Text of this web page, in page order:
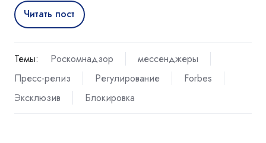
Читать пост
Темы: Роскомнадзор
мессенджеры
Пресс-релиз
Регулирование
Forbes
Эксклюзив
Блокировка